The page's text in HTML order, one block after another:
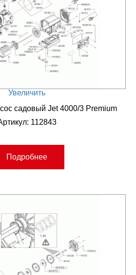
Увеличить
садовый Jet 4000/3 Premium
112843
Подробнее